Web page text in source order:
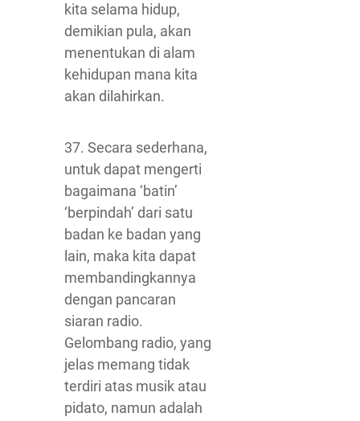
kita selama hidup,
demikian pula, akan
menentukan di alam
kehidupan mana kita
akan dilahirkan.
37. Secara sederhana,
untuk dapat mengerti
bagaimana ‘batin’
‘berpindah’ dari satu
badan ke badan yang
lain, maka kita dapat
membandingkannya
dengan pancaran
siaran radio.
Gelombang radio, yang
jelas memang tidak
terdiri atas musik atau
pidato, namun adalah